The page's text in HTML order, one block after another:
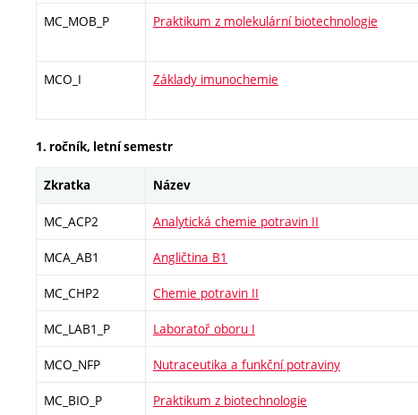
MC_MOB_P Praktikum z molekulární biotechnologie
MCO_I Základy imunochemie
1. ročník, letní semestr
Zkratka Název
MC_ACP2 Analytická chemie potravin II
MCA_AB1 Angličtina B1
MC_CHP2 Chemie potravin II
MC_LAB1_P Laboratoř oboru I
MCO_NFP Nutraceutika a funkční potraviny
MC_BIO_P Praktikum z biotechnologie